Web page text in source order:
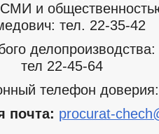
и
тел. 22-35-42
тел 22-45-64
телефон
почта: procurat-